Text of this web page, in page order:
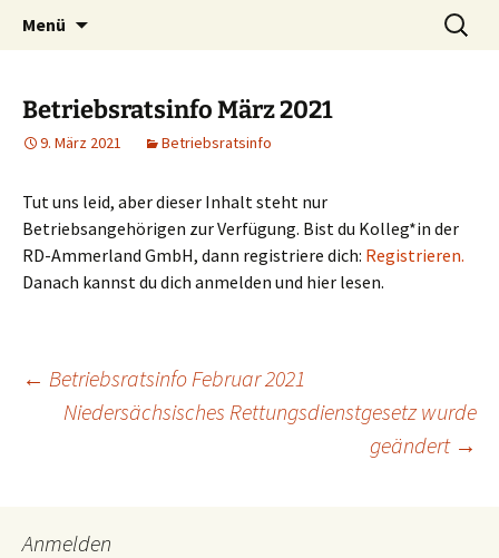
Menü
Suchen
nach:
Betriebsratsinfo März 2021
9. März 2021 Betriebsratsinfo
Tut uns leid, aber dieser Inhalt steht nur
Betriebsangehörigen zur Verfügung. Bist du Kolleg*in der
RD-Ammerland GmbH, dann registriere dich: Registrieren.
Danach kannst du dich anmelden und hier lesen.
Beitragsnavigation
← Betriebsratsinfo Februar 2021
Niedersächsisches Rettungsdienstgesetz wurde
geändert →
Anmelden